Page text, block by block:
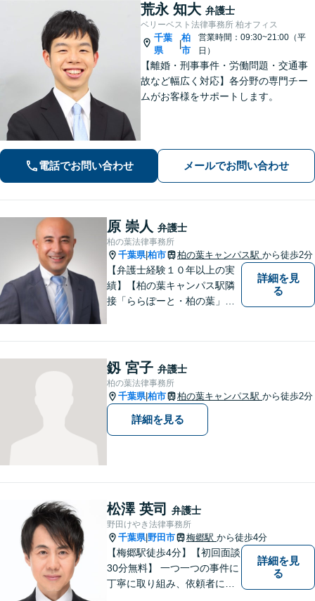
荒永 知大 弁護士
ベリーベスト法律事務所 柏オフィス
千葉
県
|
柏
市
営業時間：09:30~21:00（平
日）
【離婚・刑事事件・労働問題・交通事
故など幅広く対応】各分野の専門チー
ムがお客様をサポートします。
電話でお問い合わせ メールでお問い合わせ
原 崇人 弁護士
柏の葉法律事務所
千葉県|柏市 柏の葉キャンパス駅 から徒歩2分
【弁護士経験１０年以上の実
績】【柏の葉キャンパス駅隣
接「ららぽーと・柏の葉」
詳細を見
る
釼 宮子 弁護士
柏の葉法律事務所
千葉県|柏市 柏の葉キャンパス駅 から徒歩2分
詳細を見る
松澤 英司 弁護士
野田けやき法律事務所
千葉県| 野田市 梅郷駅 から徒歩4分
【梅郷駅徒歩4分】【初回面談
30分無料】 一つ一つの事件に
丁寧に取り組み、依頼者にと
詳細を見
る